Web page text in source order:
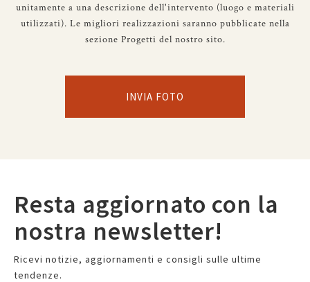
unitamente a una descrizione dell'intervento (luogo e materiali
utilizzati). Le migliori realizzazioni saranno pubblicate nella
sezione Progetti del nostro sito.
INVIA FOTO
Resta aggiornato con la
nostra newsletter!
Ricevi notizie, aggiornamenti e consigli sulle ultime
tendenze.